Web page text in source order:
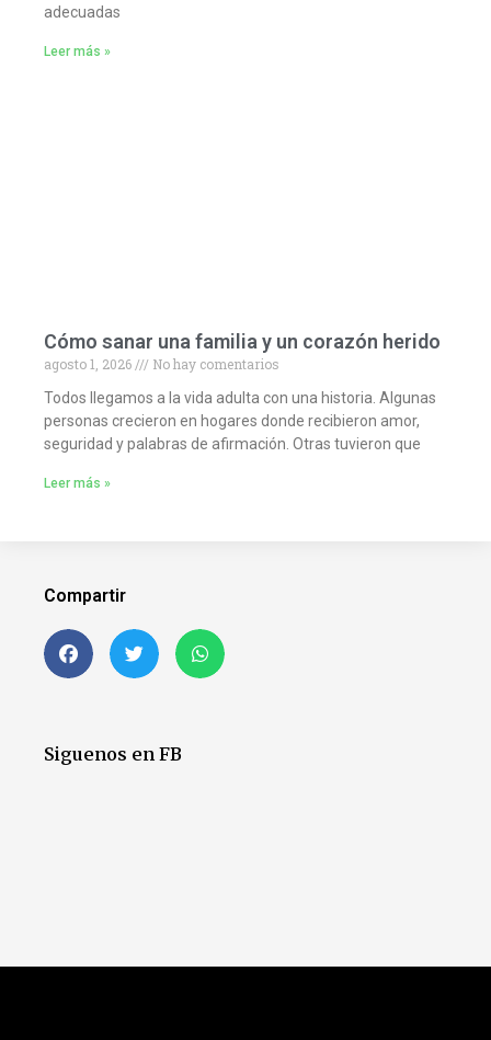
adecuadas
Leer más »
Cómo sanar una familia y un corazón herido
agosto 1, 2026
No hay comentarios
Todos llegamos a la vida adulta con una historia. Algunas
personas crecieron en hogares donde recibieron amor,
seguridad y palabras de afirmación. Otras tuvieron que
Leer más »
Compartir
Siguenos en FB